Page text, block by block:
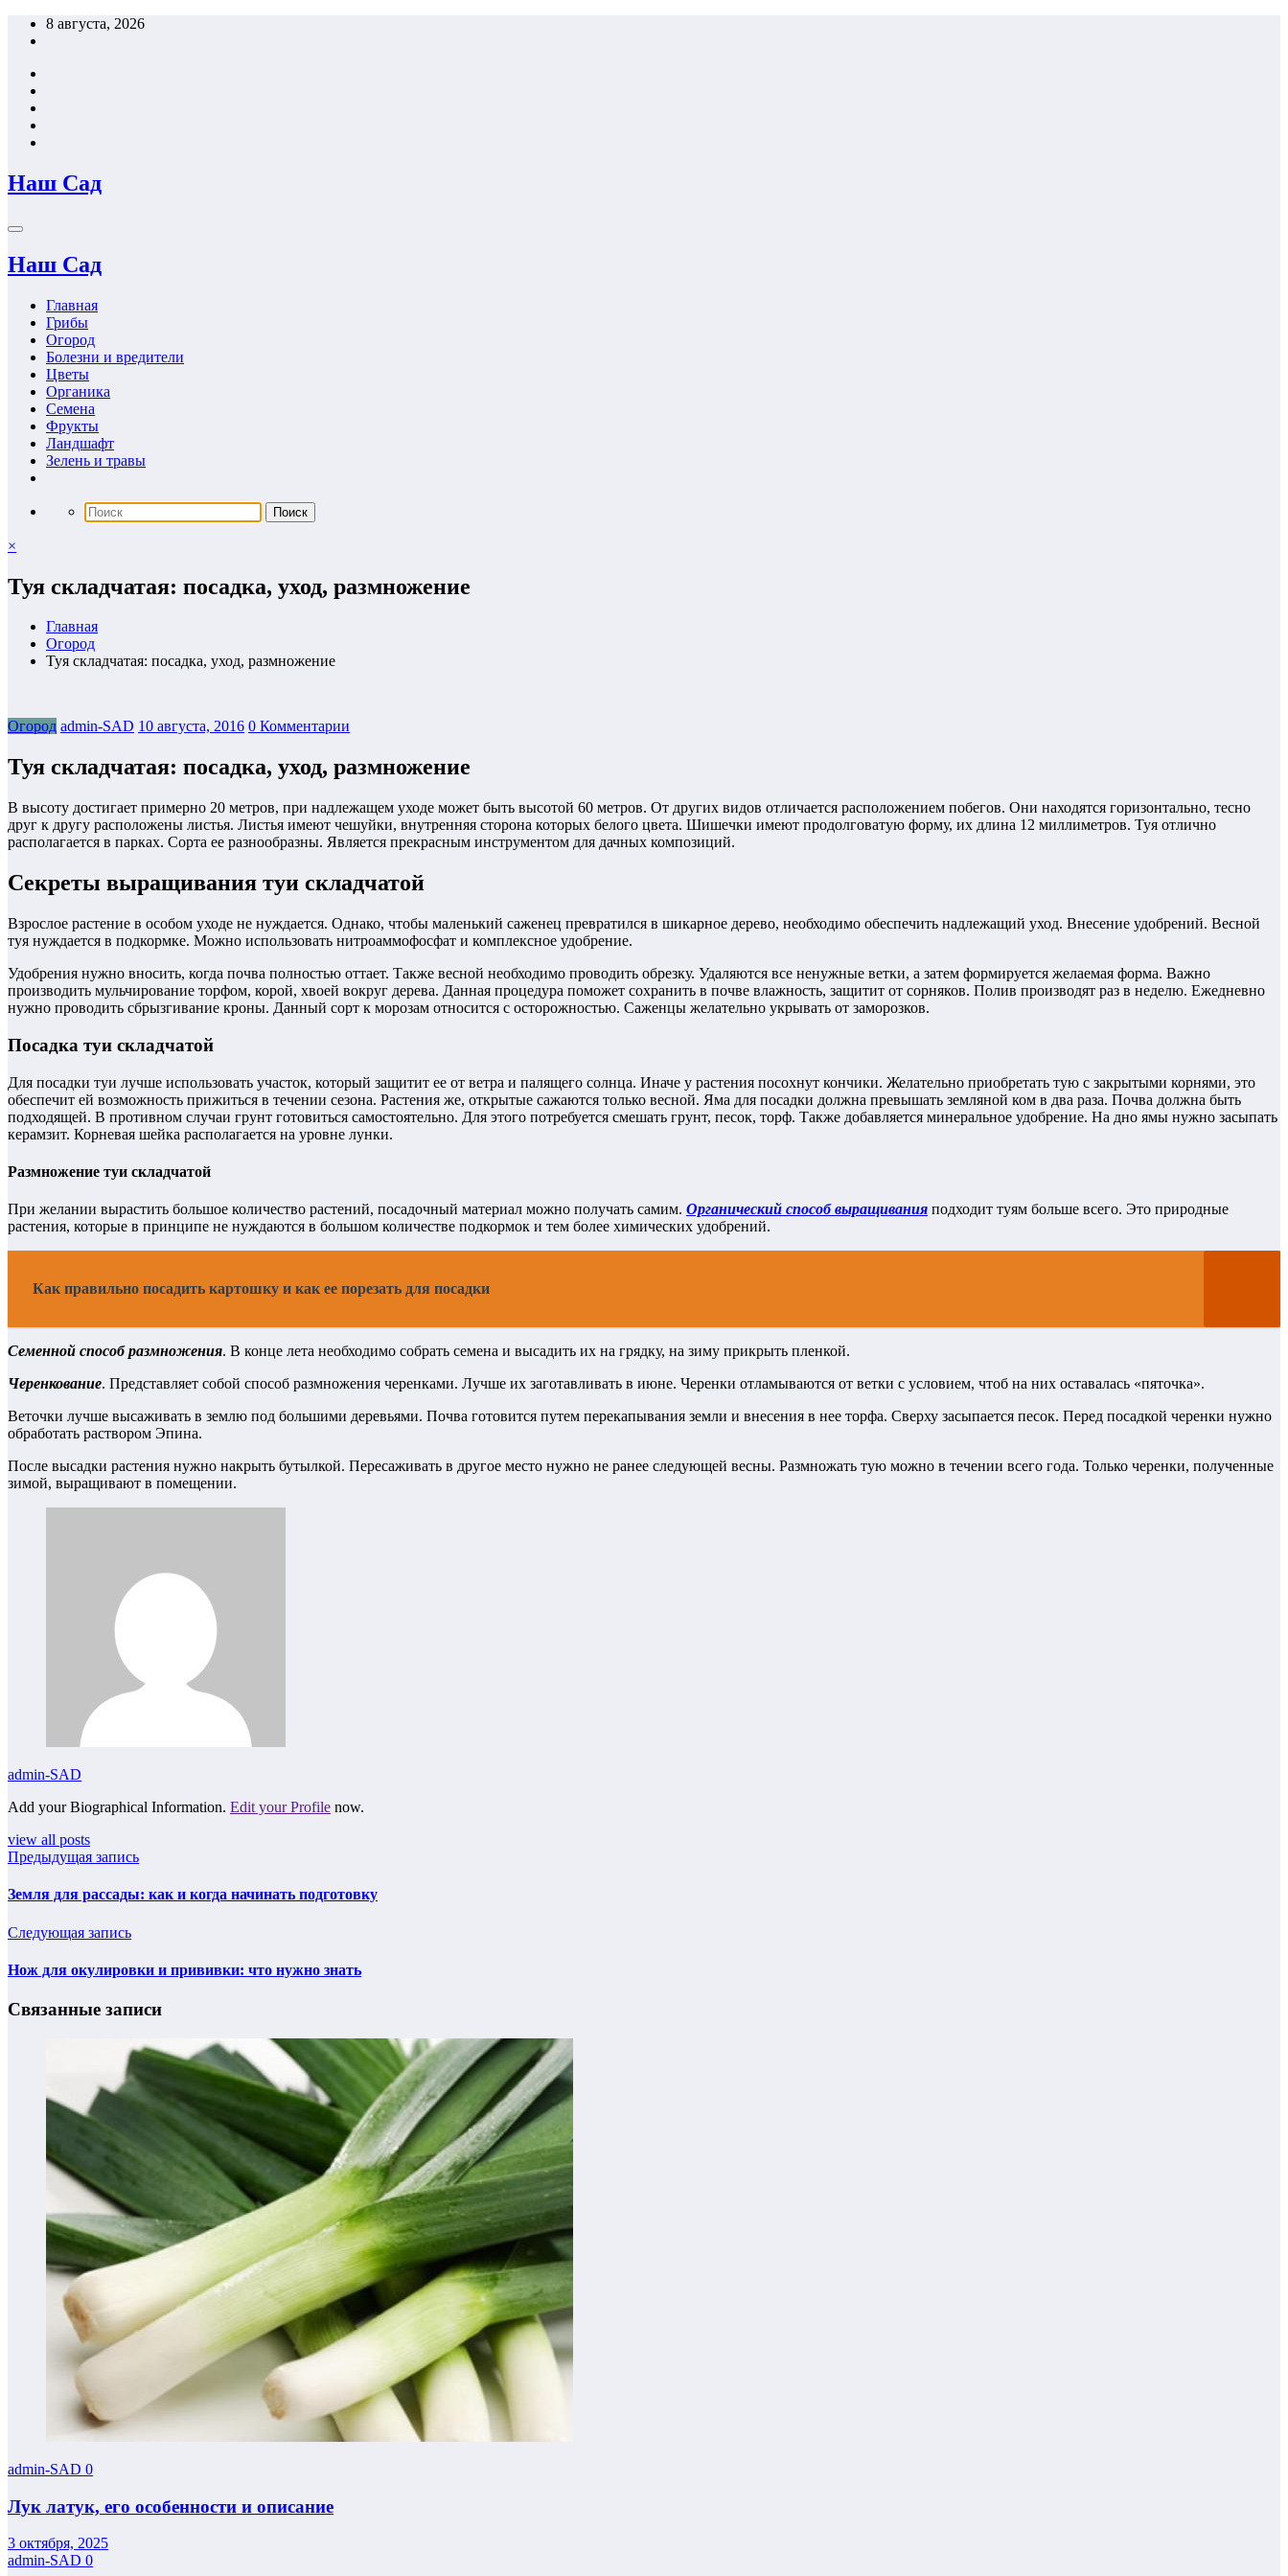
Перейти8 августа, 2026
Наш Сад
Наш Сад
Главная
Грибы
Огород
Болезни и вредители
Цветы
Органика
Семена
Фрукты
Ландшафт
Зелень и травы
×
Туя складчатая: посадка, уход, размножение
Главная
Огород
Туя складчатая: посадка, уход, размножение
Огород admin-SAD 10 августа, 2016 0 Комментарии
Туя складчатая: посадка, уход, размножение
В высоту достигает примерно 20 метров, при надлежащем уходе может быть высотой 60 метров. От других видов отличается расположением побегов. Они находятся горизонтально, тесно
друг к другу расположены листья. Листья имеют чешуйки, внутренняя сторона которых белого цвета. Шишечки имеют продолговатую форму, их длина 12 миллиметров. Туя отлично
располагается в парках. Сорта ее разнообразны. Является прекрасным инструментом для дачных композиций.
Секреты выращивания туи складчатой
Взрослое растение в особом уходе не нуждается. Однако, чтобы маленький саженец превратился в шикарное дерево, необходимо обеспечить надлежащий уход. Внесение удобрений. Весной
туя нуждается в подкормке. Можно использовать нитроаммофосфат и комплексное удобрение.
Удобрения нужно вносить, когда почва полностью оттает. Также весной необходимо проводить обрезку. Удаляются все ненужные ветки, а затем формируется желаемая форма. Важно
производить мульчирование торфом, корой, хвоей вокруг дерева. Данная процедура поможет сохранить в почве влажность, защитит от сорняков. Полив производят раз в неделю. Ежедневно
нужно проводить сбрызгивание кроны. Данный сорт к морозам относится с осторожностью. Саженцы желательно укрывать от заморозков.
Посадка туи складчатой
Для посадки туи лучше использовать участок, который защитит ее от ветра и палящего солнца. Иначе у растения посохнут кончики. Желательно приобретать тую с закрытыми корнями, это
обеспечит ей возможность прижиться в течении сезона. Растения же, открытые сажаются только весной. Яма для посадки должна превышать земляной ком в два раза. Почва должна быть
подходящей. В противном случаи грунт готовиться самостоятельно. Для этого потребуется смешать грунт, песок, торф. Также добавляется минеральное удобрение. На дно ямы нужно засыпать
керамзит. Корневая шейка располагается на уровне лунки.
Размножение туи складчатой
При желании вырастить большое количество растений, посадочный материал можно получать самим. Органический способ выращивания подходит туям больше всего. Это природные
растения, которые в принципе не нуждаются в большом количестве подкормок и тем более химических удобрений.
Как правильно посадить картошку и как ее порезать для посадки
Семенной способ размножения. В конце лета необходимо собрать семена и высадить их на грядку, на зиму прикрыть пленкой.
Черенкование. Представляет собой способ размножения черенками. Лучше их заготавливать в июне. Черенки отламываются от ветки с условием, чтоб на них оставалась «пяточка».
Веточки лучше высаживать в землю под большими деревьями. Почва готовится путем перекапывания земли и внесения в нее торфа. Сверху засыпается песок. Перед посадкой черенки нужно
обработать раствором Эпина.
После высадки растения нужно накрыть бутылкой. Пересаживать в другое место нужно не ранее следующей весны. Размножать тую можно в течении всего года. Только черенки, полученные
зимой, выращивают в помещении.
admin-SAD
Add your Biographical Information. Edit your Profile now.
view all posts
Предыдущая запись
Земля для рассады: как и когда начинать подготовку
Следующая запись
Нож для окулировки и прививки: что нужно знать
Связанные записи
admin-SAD 0
Лук латук, его особенности и описание
3 октября, 2025
admin-SAD 0